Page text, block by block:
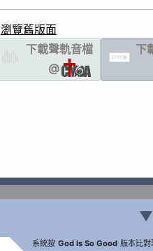
瀏覽舊版面
下載聲軌音檔
@
LYRIC
下
▼
系統按 God Is So Good 版本比